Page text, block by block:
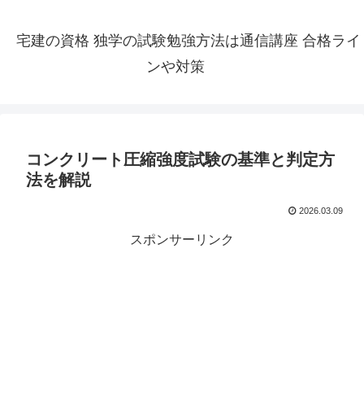
宅建の資格 独学の試験勉強方法は通信講座 合格ライ
ンや対策
コンクリート圧縮強度試験の基準と判定方
法を解説
2026.03.09
スポンサーリンク